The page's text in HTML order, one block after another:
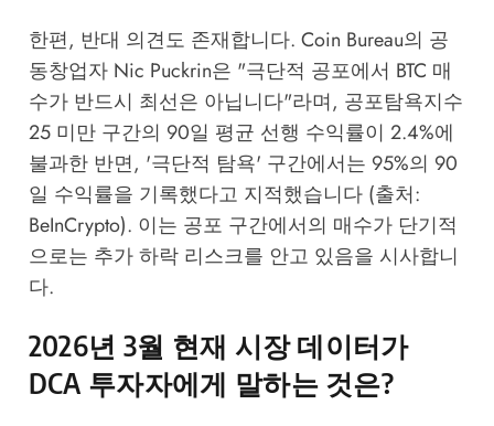
한편, 반대 의견도 존재합니다. Coin Bureau의 공
동창업자 Nic Puckrin은 "극단적 공포에서 BTC 매
수가 반드시 최선은 아닙니다"라며, 공포탐욕지수
25 미만 구간의 90일 평균 선행 수익률이 2.4%에
불과한 반면, '극단적 탐욕' 구간에서는 95%의 90
일 수익률을 기록했다고 지적했습니다 (출처:
BeInCrypto). 이는 공포 구간에서의 매수가 단기적
으로는 추가 하락 리스크를 안고 있음을 시사합니
다.
2026년 3월 현재 시장 데이터가
DCA 투자자에게 말하는 것은?